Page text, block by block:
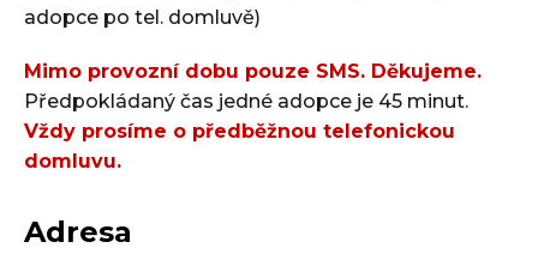
adopce po tel. domluvě)
Mimo provozní dobu pouze SMS. Děkujeme.
Předpokládaný čas jedné adopce je 45 minut.
Vždy prosíme o předběžnou telefonickou
domluvu.
Adresa